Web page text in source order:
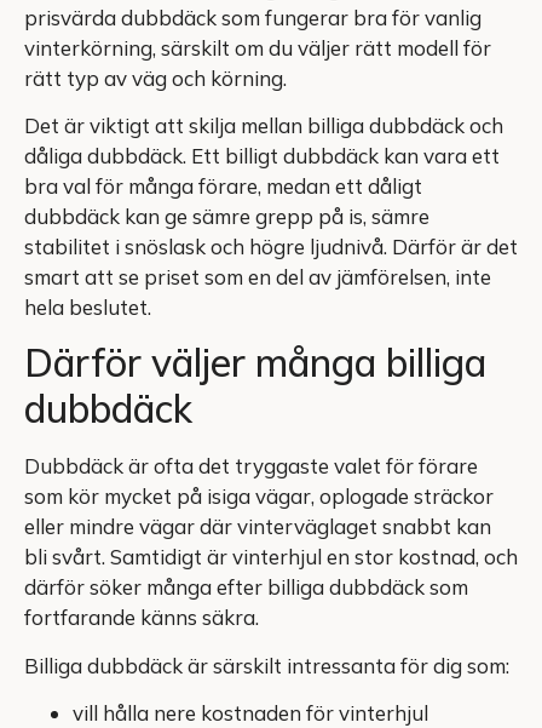
prisvärda dubbdäck som fungerar bra för vanlig
vinterkörning, särskilt om du väljer rätt modell för
rätt typ av väg och körning.
Det är viktigt att skilja mellan billiga dubbdäck och
dåliga dubbdäck. Ett billigt dubbdäck kan vara ett
bra val för många förare, medan ett dåligt
dubbdäck kan ge sämre grepp på is, sämre
stabilitet i snöslask och högre ljudnivå. Därför är det
smart att se priset som en del av jämförelsen, inte
hela beslutet.
Därför väljer många billiga
dubbdäck
Dubbdäck är ofta det tryggaste valet för förare
som kör mycket på isiga vägar, oplogade sträckor
eller mindre vägar där vinterväglaget snabbt kan
bli svårt. Samtidigt är vinterhjul en stor kostnad, och
därför söker många efter billiga dubbdäck som
fortfarande känns säkra.
Billiga dubbdäck är särskilt intressanta för dig som:
vill hålla nere kostnaden för vinterhjul